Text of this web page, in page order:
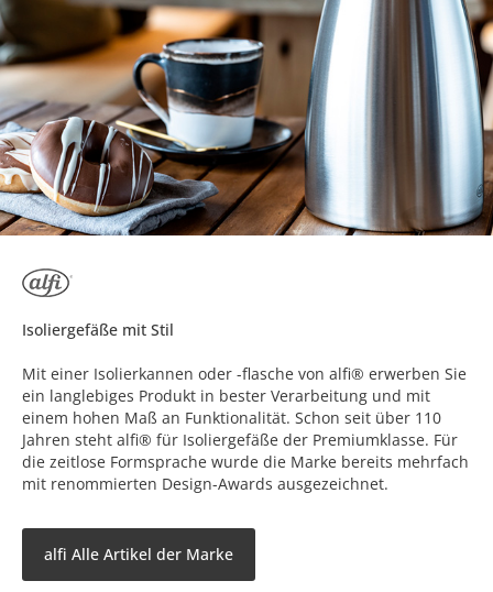
Isoliergefäße mit Stil
Mit einer Isolierkannen oder -flasche von alfi® erwerben Sie
ein langlebiges Produkt in bester Verarbeitung und mit
einem hohen Maß an Funktionalität. Schon seit über 110
Jahren steht alfi® für Isoliergefäße der Premiumklasse. Für
die zeitlose Formsprache wurde die Marke bereits mehrfach
mit renommierten Design-Awards ausgezeichnet.
alfi Alle Artikel der Marke